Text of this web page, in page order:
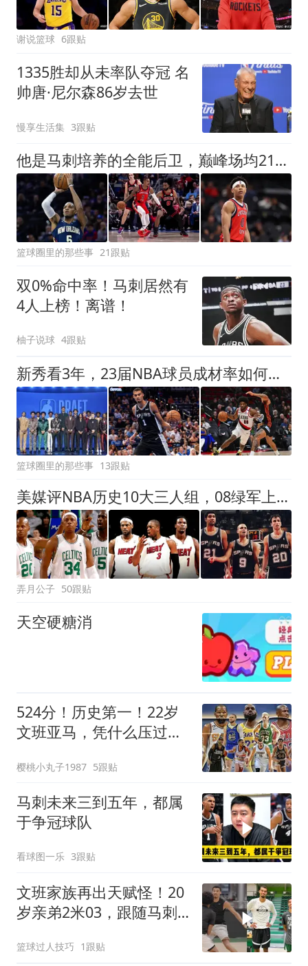
谢说篮球 6跟贴
1335胜却从未率队夺冠 名
帅唐·尼尔森86岁去世
慢享生活集 3跟贴
他是马刺培养的全能后卫，巅峰场均21+8+9！30岁却成了“玻璃人”
篮球圈里的那些事 21跟贴
双0%命中率！马刺居然有
4人上榜！离谱！
柚子说球 4跟贴
新秀看3年，23届NBA球员成材率如何！状元已成巨星，探花难堪大任
篮球圈里的那些事 13跟贴
美媒评NBA历史10大三人组，08绿军上榜，詹韦波仅第6，马刺GDP进前3
弄月公子 50跟贴
天空硬糖消
524分！历史第一！22岁
文班亚马，凭什么压过詹
樱桃小丸子1987 5跟贴
马刺未来三到五年，都属
于争冠球队
看球图一乐 3跟贴
文班家族再出天赋怪！20
岁亲弟2米03，跟随马刺
篮球过人技巧 1跟贴